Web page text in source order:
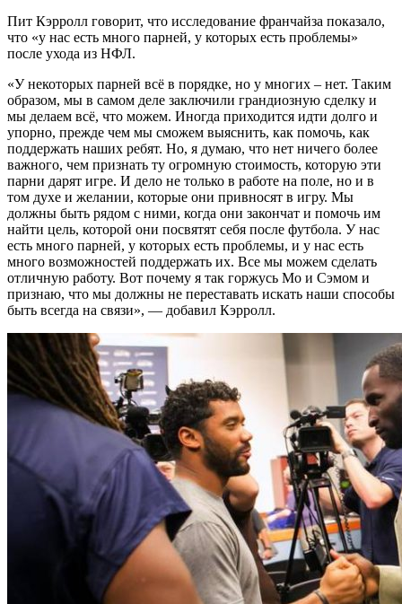
Пит Кэрролл говорит, что исследование франчайза показало,
что «у нас есть много парней, у которых есть проблемы»
после ухода из НФЛ.
«У некоторых парней всё в порядке, но у многих – нет. Таким
образом, мы в самом деле заключили грандиозную сделку и
мы делаем всё, что можем. Иногда приходится идти долго и
упорно, прежде чем мы сможем выяснить, как помочь, как
поддержать наших ребят. Но, я думаю, что нет ничего более
важного, чем признать ту огромную стоимость, которую эти
парни дарят игре. И дело не только в работе на поле, но и в
том духе и желании, которые они привносят в игру. Мы
должны быть рядом с ними, когда они закончат и помочь им
найти цель, которой они посвятят себя после футбола. У нас
есть много парней, у которых есть проблемы, и у нас есть
много возможностей поддержать их. Все мы можем сделать
отличную работу. Вот почему я так горжусь Мо и Сэмом и
признаю, что мы должны не переставать искать наши способы
быть всегда на связи», — добавил Кэрролл.